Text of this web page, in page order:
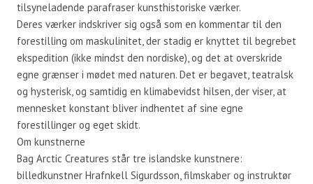
tilsyneladende parafraser kunsthistoriske værker.
Deres værker indskriver sig også som en kommentar til den
forestilling om maskulinitet, der stadig er knyttet til begrebet
ekspedition (ikke mindst den nordiske), og det at overskride
egne grænser i mødet med naturen. Det er begavet, teatralsk
og hysterisk, og samtidig en klimabevidst hilsen, der viser, at
mennesket konstant bliver indhentet af sine egne
forestillinger og eget skidt.
Om kunstnerne
Bag Arctic Creatures står tre islandske kunstnere:
billedkunstner Hrafnkell Sigurdsson, filmskaber og instruktør